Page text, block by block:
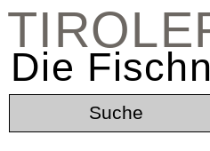
Die
Suche